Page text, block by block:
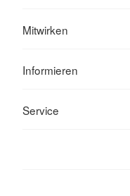
Mitwirken
Informieren
Service